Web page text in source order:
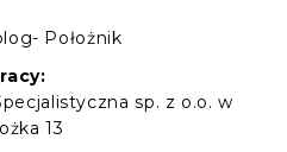
Położnik
sp. z o.o. w
13